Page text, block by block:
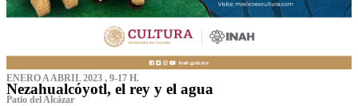
ENERO A ABRIL 2023 , 9-17 H.
Nezahualcóyotl, el rey y el agua
Patio del Alcázar